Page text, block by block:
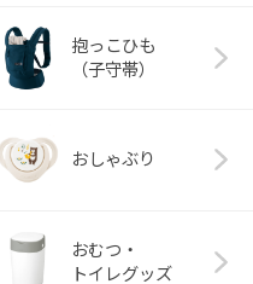
抱っこひも
（子守帯）
おしゃぶり
おむつ・
トイレグッズ